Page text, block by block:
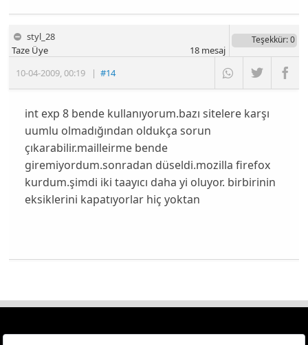
styl_28
10-04-2009,00:19 |#14
Taze Üye
Teşekkür: 0
18mesaj
int exp 8 bende kullanıyorum.bazı sitelere karşı
uumlu olmadığından oldukça sorun
çıkarabilir.mailleirme bende
giremiyordum.sonradan düseldi.mozilla firefox
kurdum.şimdi iki taayıcı daha yi oluyor. birbirinin
eksiklerini kapatıyorlar hiç yoktan